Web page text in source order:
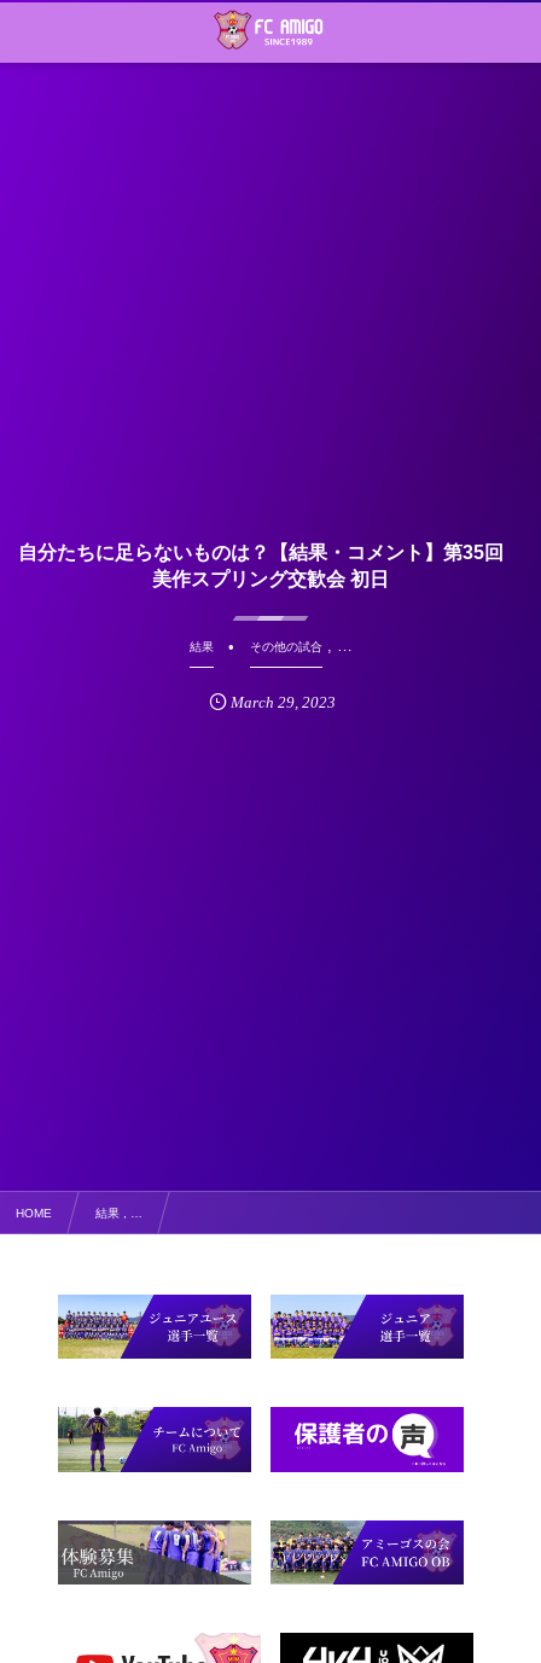
自分たちに足らないものは？【結果・コメント】第35回
美作スプリング交歓会 初日
結果 その他の試合, …
March 29 ,2023
HOME 結果 , …